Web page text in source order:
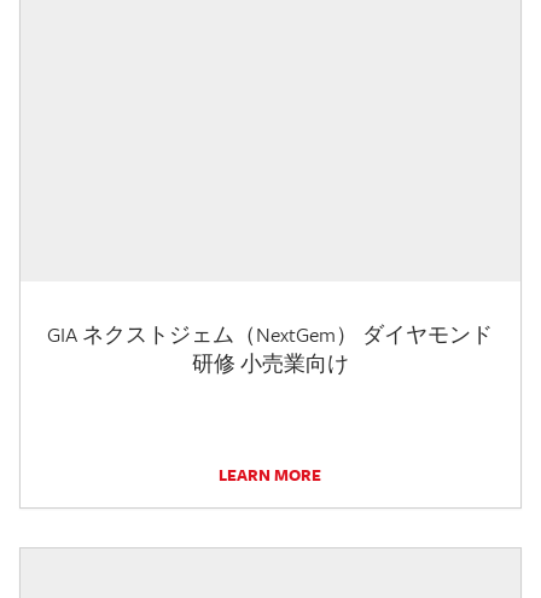
GIA ネクストジェム（NextGem） ダイヤモンド
研修 小売業向け
LEARN MORE